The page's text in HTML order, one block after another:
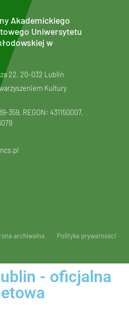
Akademickiego
Uniwersytetu
w
22, 20-032 Lublin
Kultury
359, REGON: 431150007,
archiwalna Polityka prywatności
- oficjalna